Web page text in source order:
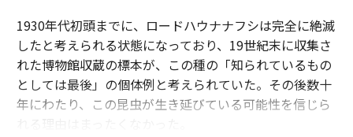
1930年代初頭までに、ロードハウナナフシは完全に絶滅
したと考えられる状態になっており、19世紀末に収集さ
れた博物館収蔵の標本が、この種の「知られているもの
としては最後」の個体例と考えられていた。その後数十
年にわたり、この昆虫が生き延びている可能性を信じら